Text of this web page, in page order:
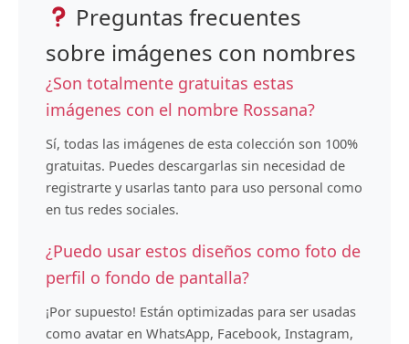
Preguntas frecuentes
sobre imágenes con nombres
¿Son totalmente gratuitas estas
imágenes con el nombre Rossana?
Sí, todas las imágenes de esta colección son 100%
gratuitas. Puedes descargarlas sin necesidad de
registrarte y usarlas tanto para uso personal como
en tus redes sociales.
¿Puedo usar estos diseños como foto de
perfil o fondo de pantalla?
¡Por supuesto! Están optimizadas para ser usadas
como avatar en WhatsApp, Facebook, Instagram,